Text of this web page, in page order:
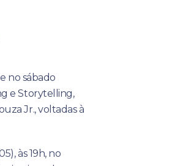
no sábado
e Storytelling,
Jr., voltadas à
às 19h, no